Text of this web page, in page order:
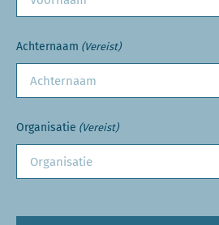
Achternaam (Vereist)
Organisatie (Vereist)